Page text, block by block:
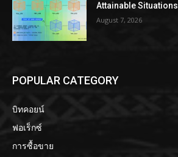
Attainable Situations
August 7, 2026
POPULAR CATEGORY
บิทคอยน์
ฟอเร็กซ์
การซื้อขาย